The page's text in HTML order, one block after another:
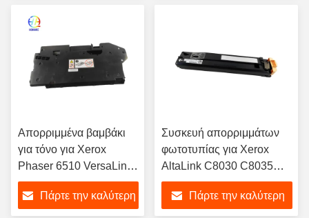
Απορριμμένα βαμβάκι
για τόνο για Xerox
Phaser 6510 VersaLink
C500 C505 C600 C605
WorkCentre 6515
εκτυπωτή
Πάρτε την καλύτερη
Συσκευή απορριμμάτων
φωτοτυπίας για Xerox
AltaLink C8030 C8035
C8045 C8055 C8070
Κέντρο εργασίας 7425
7428 7435 7525 7530
Πάρτε την καλύτερη